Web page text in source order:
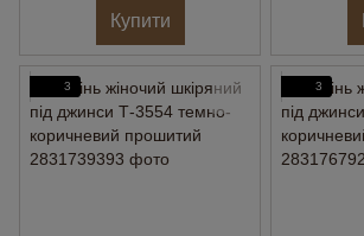
Купити
3 3